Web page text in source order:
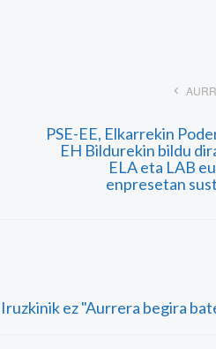
PSE-EE, Elkarrekin
EH Bildurekin bildu
ELA eta LAB
enpresetan
Iruzkinik ez "Aurrera begira